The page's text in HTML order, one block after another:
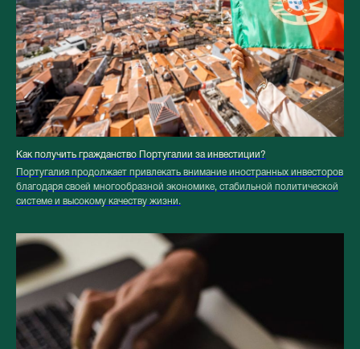
Как получить гражданство Португалии за инвестиции?
Португалия продолжает привлекать внимание иностранных инвесторов
благодаря своей многообразной экономике, стабильной политической
системе и высокому качеству жизни.